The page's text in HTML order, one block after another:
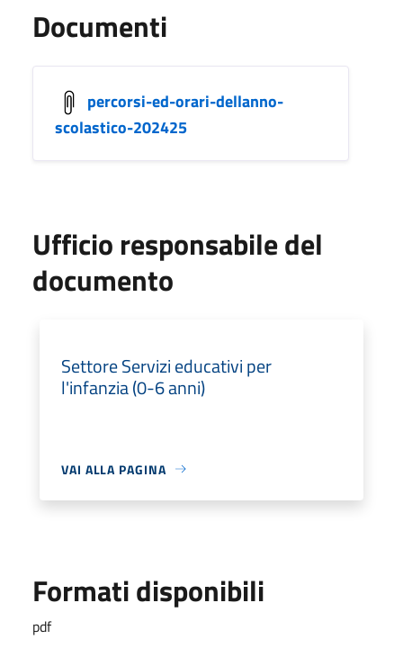
Documenti
percorsi-ed-orari-dellanno-
scolastico-202425
Ufficio responsabile del
documento
Settore Servizi educativi per
l'infanzia (0-6 anni)
VAI ALLA PAGINA
Formati disponibili
pdf